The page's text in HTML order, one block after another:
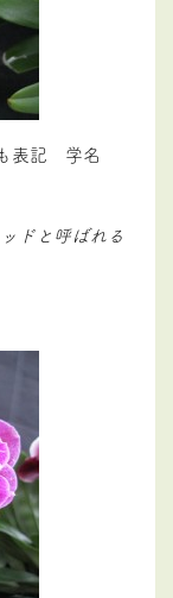
表記 学名
ドと呼ばれる